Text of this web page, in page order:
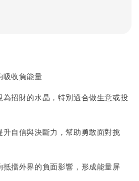
吸收負能量
為招財的水晶，特別適合做生意或投
升自信與決斷力，幫助勇敢面對挑
抵擋外界的負面影響，形成能量屏